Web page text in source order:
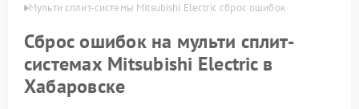
Мульти сплит-системы Mitsubishi Electric сброс ошибок
Сброс ошибок на мульти сплит-
системах Mitsubishi Electric в
Хабаровске